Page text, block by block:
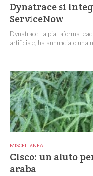
Dynatrace si
ServiceNow
Dynatrace, la piattaforma
artificiale, ha annunciato una
MISCELLANEA
Cisco: un aiuto
araba